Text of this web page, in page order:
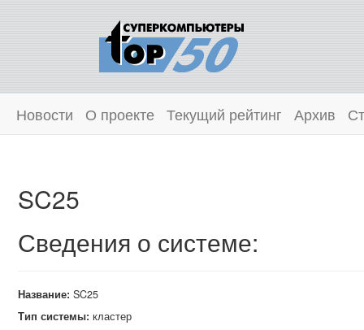
Новости О проекте Текущий рейтинг Архив
SC25
Сведения о системе:
Название: SC25
Тип системы: кластер